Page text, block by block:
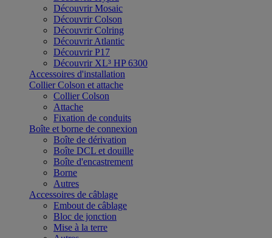
Découvrir Mosaic
Découvrir Colson
Découvrir Colring
Découvrir Atlantic
Découvrir P17
Découvrir XL³ HP 6300
Accessoires d'installation
Collier Colson et attache
Collier Colson
Attache
Fixation de conduits
Boîte et borne de connexion
Boîte de dérivation
Boîte DCL et douille
Boîte d'encastrement
Borne
Autres
Accessoires de câblage
Embout de câblage
Bloc de jonction
Mise à la terre